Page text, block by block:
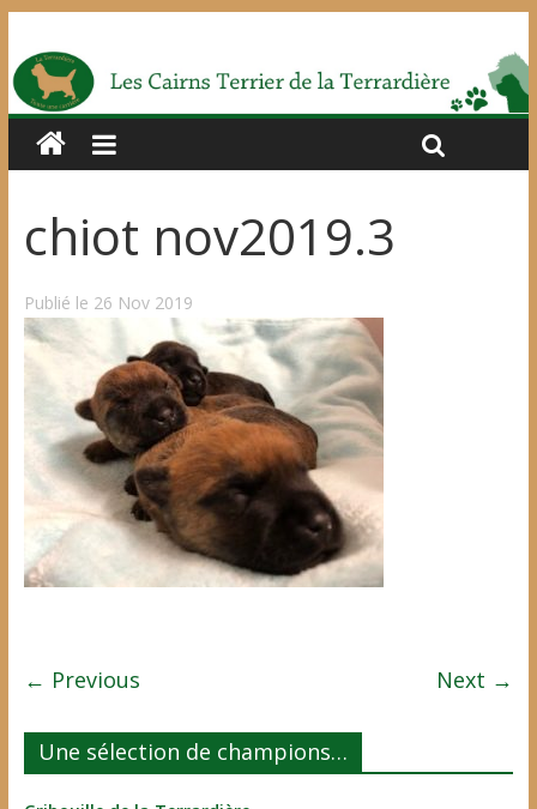
chiot nov2019.3
Publié le 26 Nov 2019
← Previous Next →
Une sélection de champions…